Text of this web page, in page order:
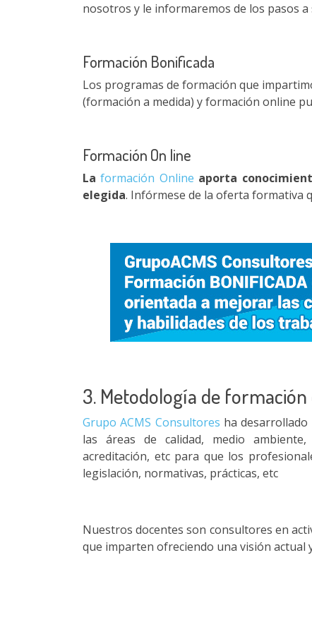
nosotros y le informaremos de los pasos a
Formación Bonificada
Los programas de formación que
(formación a medida) y formación online
Formación On line
Laformación Online aporta
elegida. Infórmese de la oferta formativa
3. Metodología de formación
Grupo ACMS Consultores ha
las áreas de calidad, medio
acreditación, etc para que los
legislación, normativas, prácticas, etc
Nuestros docentes son consultores en
que imparten ofreciendo una visión actual